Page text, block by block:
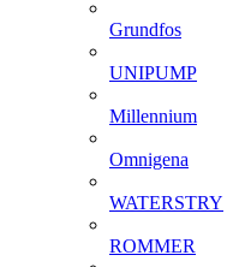
Grundfos
UNIPUMP
Millennium
Omnigena
WATERSTRY
ROMMER